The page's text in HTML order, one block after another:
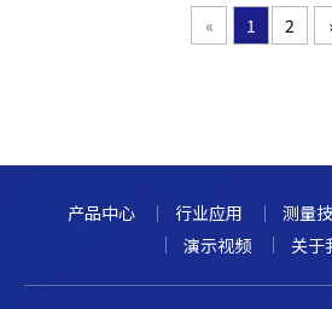
« 1 2
产品中心 行业应用 测量
演示视频
关于